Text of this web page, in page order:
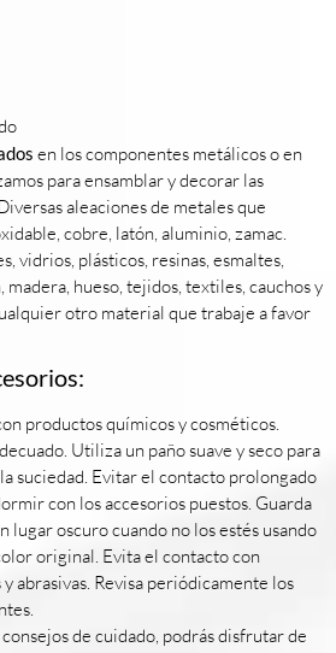
en los componentes metálicos o en
para ensamblar y decorar las
aleaciones de metales que
cobre, latón, aluminio, zamac.
vidrios, plásticos, resinas, esmaltes,
hueso, tejidos, textiles, cauchos y
otro material que trabaje a favor
productos químicos y cosméticos.
Utiliza un paño suave y seco para
suciedad. Evitar el contacto prolongado
con los accesorios puestos. Guarda
lugar oscuro cuando no los estés usando
original. Evita el contacto con
abrasivas. Revisa periódicamente los
de cuidado, podrás disfrutar de